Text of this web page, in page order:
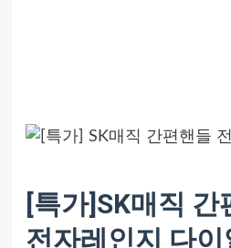
[특가]SK매직 간
전자레인지 다이